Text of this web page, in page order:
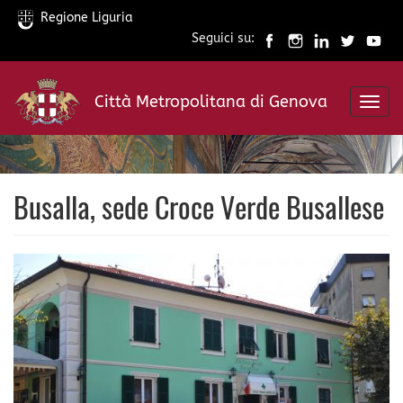
Salta
contenuto
principale
Regione Liguria
Seguici su:
Città Metropolitana di Genova
Busalla, sede Croce Verde Busallese